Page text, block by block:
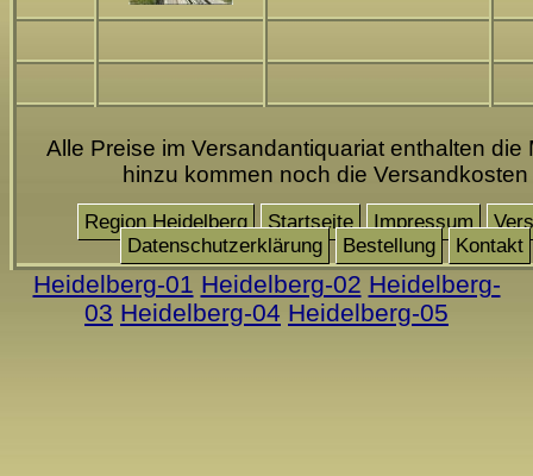
Alle Preise im Versandantiquariat enthalten die
hinzu kommen noch die Versandkosten
Region Heidelberg Startseite Impressum
Datenschutzerklärung
Bestellung Kontakt
Heidelberg-01 Heidelberg-02 Heidelberg-
03 Heidelberg-04 Heidelberg-05